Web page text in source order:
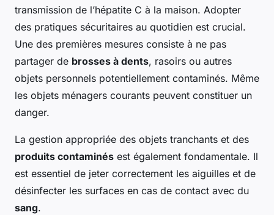
transmission de l’hépatite C à la maison. Adopter
des pratiques sécuritaires au quotidien est crucial.
Une des premières mesures consiste à ne pas
partager de brosses à dents, rasoirs ou autres
objets personnels potentiellement contaminés. Même
les objets ménagers courants peuvent constituer un
danger.
La gestion appropriée des objets tranchants et des
produits contaminés est également fondamentale. Il
est essentiel de jeter correctement les aiguilles et de
désinfecter les surfaces en cas de contact avec du
sang.